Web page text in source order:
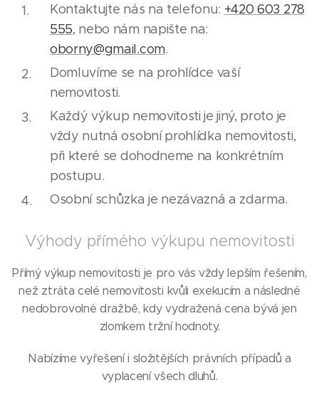
Kontaktujte nás na telefonu: +420 603 278
555, nebo nám napište na:
oborny@gmail.com.
Domluvíme se na prohlídce vaší
nemovitosti.
Každý výkup nemovitosti je jiný, proto je
vždy nutná osobní prohlídka nemovitosti,
při které se dohodneme na konkrétním
postupu.
Osobní schůzka je nezávazná a zdarma.
Výhody přímého výkupu nemovitosti
Přímý výkup nemovitosti je pro vás vždy lepším řešením,
než ztráta celé nemovitosti kvůli exekucím a následné
nedobrovolné dražbě, kdy vydražená cena bývá jen
zlomkem tržní hodnoty.
Nabízíme vyřešení i složitějších právních případů a
vyplacení všech dluhů.